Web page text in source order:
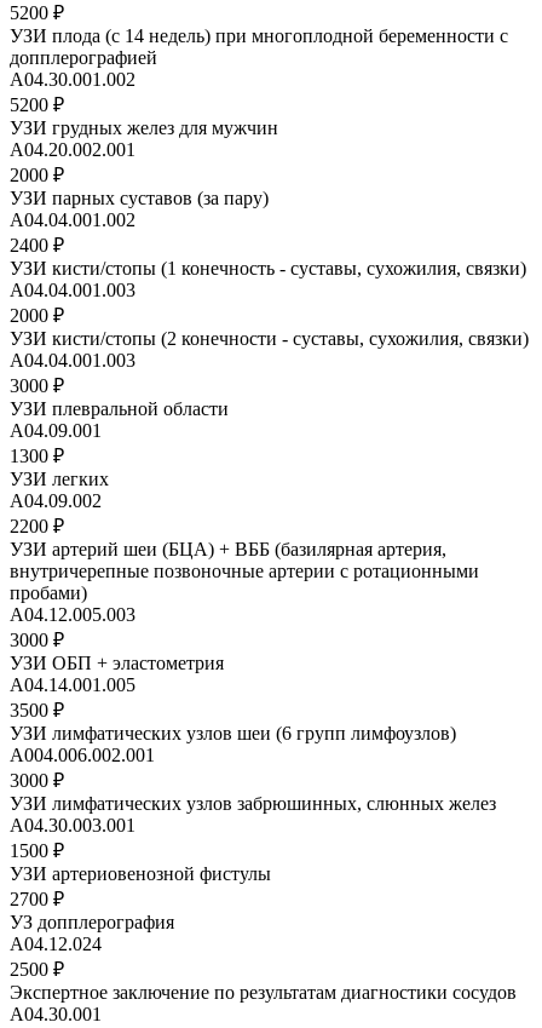
5200 ₽
УЗИ плода (с 14 недель) при многоплодной беременности с
допплерографией
А04.30.001.002
5200 ₽
УЗИ грудных желез для мужчин
А04.20.002.001
2000 ₽
УЗИ парных суставов (за пару)
A04.04.001.002
2400 ₽
УЗИ кисти/стопы (1 конечность - суставы, сухожилия, связки)
A04.04.001.003
2000 ₽
УЗИ кисти/стопы (2 конечности - суставы, сухожилия, связки)
A04.04.001.003
3000 ₽
УЗИ плевральной области
А04.09.001
1300 ₽
УЗИ легких
A04.09.002
2200 ₽
УЗИ артерий шеи (БЦА) + ВББ (базилярная артерия,
внутричерепные позвоночные артерии с ротационными
пробами)
A04.12.005.003
3000 ₽
УЗИ ОБП + эластометрия
A04.14.001.005
3500 ₽
УЗИ лимфатических узлов шеи (6 групп лимфоузлов)
А004.006.002.001
3000 ₽
УЗИ лимфатических узлов забрюшинных, слюнных желез
A04.30.003.001
1500 ₽
УЗИ артериовенозной фистулы
2700 ₽
УЗ допплерография
A04.12.024
2500 ₽
Экспертное заключение по результатам диагностики сосудов
А04.30.001